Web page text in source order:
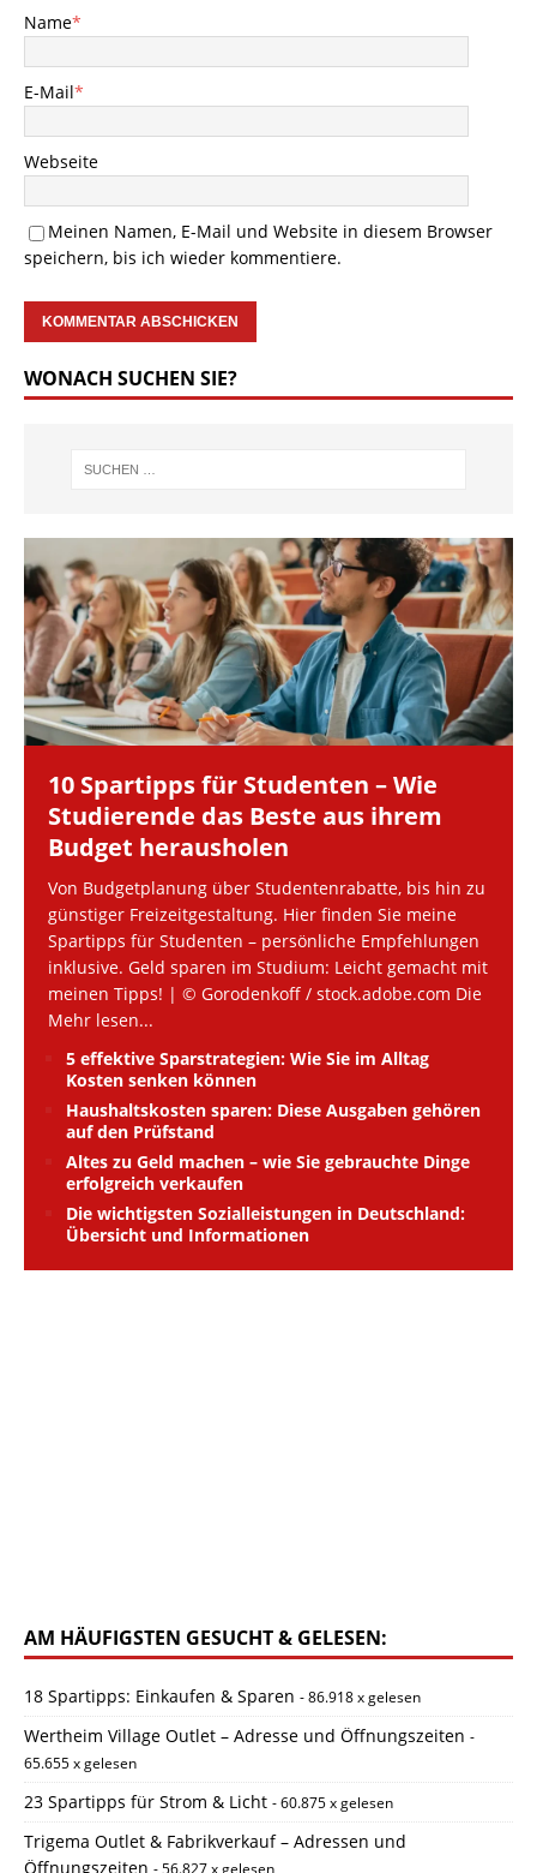
Name*
E-Mail*
Webseite
Meinen Namen, E-Mail und Website in diesem Browser
speichern, bis ich wieder kommentiere.
WONACH SUCHEN SIE?
10 Spartipps für Studenten – Wie
Studierende das Beste aus ihrem
Budget herausholen
Von Budgetplanung über Studentenrabatte, bis hin zu
günstiger Freizeitgestaltung. Hier finden Sie meine
Spartipps für Studenten – persönliche Empfehlungen
inklusive. Geld sparen im Studium: Leicht gemacht mit
meinen Tipps! | © Gorodenkoff / stock.adobe.com Die
Mehr lesen...
5 effektive Sparstrategien: Wie Sie im Alltag
Kosten senken können
Haushaltskosten sparen: Diese Ausgaben gehören
auf den Prüfstand
Altes zu Geld machen – wie Sie gebrauchte Dinge
erfolgreich verkaufen
Die wichtigsten Sozialleistungen in Deutschland:
Übersicht und Informationen
AM HÄUFIGSTEN GESUCHT & GELESEN:
18 Spartipps: Einkaufen & Sparen - 86.918 x gelesen
Wertheim Village Outlet – Adresse und Öffnungszeiten -
65.655 x gelesen
23 Spartipps für Strom & Licht - 60.875 x gelesen
Trigema Outlet & Fabrikverkauf – Adressen und
Öffnungszeiten